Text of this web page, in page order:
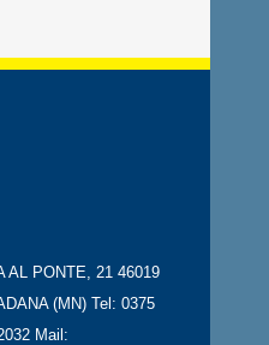
AL PONTE, 21 46019
(MN) Tel: 0375
Mail: